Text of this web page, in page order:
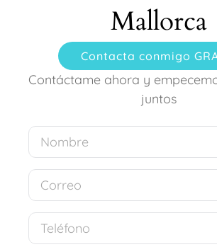
Mallorca
Contacta conmigo
Contáctame ahora y
juntos